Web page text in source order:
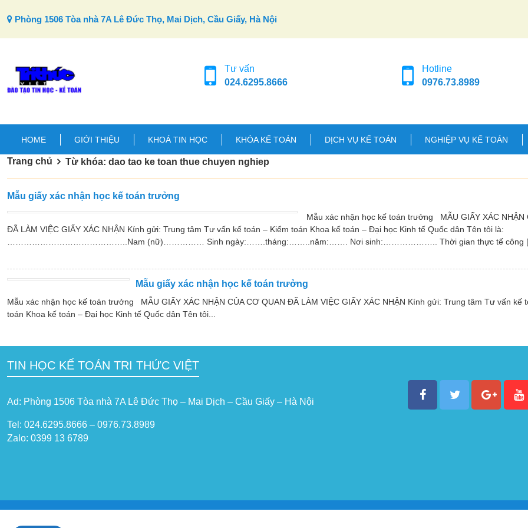
Phòng 1506 Tòa nhà 7A Lê Đức Thọ, Mai Dịch, Cầu Giấy, Hà Nội
Tư vấn
024.6295.8666
Hotline
0976.73.8989
HOME GIỚI THIỆU KHOÁ TIN HỌC KHÓA KẾ TOÁN DỊCH VỤ KẾ TOÁN NGHIỆP VỤ KẾ TOÁN
Trang chủ Từ khóa: dao tao ke toan thue chuyen nghiep
Mẫu giấy xác nhận học kế toán trưởng
Mẫu xác nhận học kế toán trưởng MẪU GIẤY XÁC NHẬN
ĐÃ LÀM VIỆC GIẤY XÁC NHẬN Kính gửi: Trung tâm Tư vấn kế toán – Kiểm toán Khoa kế toán – Đại học Kinh tế Quốc dân Tên tôi là:
……………………………………..Nam (nữ)…………… Sinh ngày:…….tháng:……..năm:……. Nơi sinh:……………….. Thời gian thực tế công
Mẫu giấy xác nhận học kế toán trưởng
Mẫu xác nhận học kế toán trưởng MẪU GIẤY XÁC NHẬN CỦA CƠ QUAN ĐÃ LÀM VIỆC GIẤY XÁC NHẬN Kính gửi: Trung tâm Tư vấn kế
toán Khoa kế toán – Đại học Kinh tế Quốc dân Tên tôi...
TIN HỌC KẾ TOÁN TRI THỨC VIỆT
Ad: Phòng 1506 Tòa nhà 7A Lê Đức Thọ – Mai Dịch – Cầu Giấy – Hà Nội
Tel: 024.6295.8666 – 0976.73.8989
Zalo: 0399 13 6789